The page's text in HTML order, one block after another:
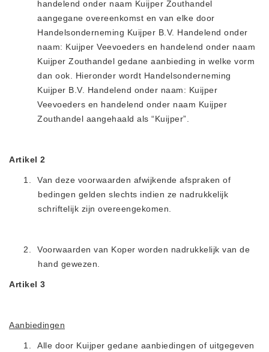
Honden - Katten (8)
Hooi-Kuilgras-Lucerne (4)
Kunstmest (12)
Rundvee (7)
Schapen - Geiten (5)
Vlasvariant (14)
Kunstmest
Aanbiedingen (8)
Fertigrow Garden (19)
Fertigrow Horse (13)
Kunstmeststrooiers (1)
handelend onder naam Kuijper Zouthandel
aangegane overeenkomst en van elke door
Handelsonderneming Kuijper B.V. Handelend onder
naam: Kuijper Veevoeders en handelend onder naam
Kuijper Zouthandel gedane aanbieding in welke vorm
dan ook. Hieronder wordt Handelsonderneming
Kuijper B.V. Handelend onder naam: Kuijper
Veevoeders en handelend onder naam Kuijper
Zouthandel aangehaald als “Kuijper”.
Artikel 2
1.
Van deze voorwaarden afwijkende afspraken of
bedingen gelden slechts indien ze nadrukkelijk
schriftelijk zijn overeengekomen.
2.
Voorwaarden van Koper worden nadrukkelijk van de
hand gewezen.
Artikel 3
Aanbiedingen
1.
Alle door Kuijper gedane aanbiedingen of uitgegeven